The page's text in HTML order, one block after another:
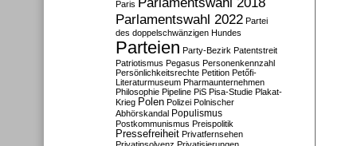
Paris
Parlamentswahl 2022 Partei
des doppelschwänzigen Hundes
Parteien Party-Bezirk Patentstreit
Patriotismus Pegasus Personenkennzahl
Persönlichkeitsrechte Petition Petőfi-
Literaturmuseum Pharmaunternehmen
Philosophie Pipeline PiS Pisa-Studie Plakat-
Krieg Polen Polizei Polnischer
Abhörskandal Populismus
Postkommunismus Preispolitik
Pressefreiheit Privatfernsehen